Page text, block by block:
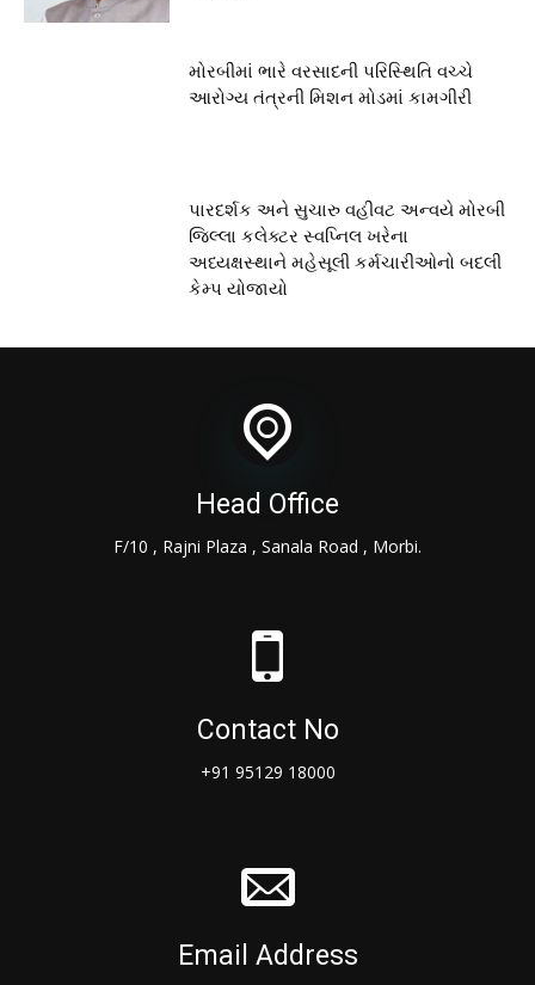
મોરબીમાં ભારે વરસાદની પરિસ્થિતિ વચ્ચે
આરોગ્ય તંત્રની મિશન મોડમાં કામગીરી
પારદર્શક અને સુચારુ વહીવટ અન્વયે મોરબી
જિલ્લા કલેક્ટર સ્વપ્નિલ ખરેના
અધ્યક્ષસ્થાને મહેસૂલી કર્મચારીઓનો બદલી
કેમ્પ યોજાયો
Head Office
F/10 , Rajni Plaza , Sanala Road , Morbi.
Contact No
+91 95129 18000
Email Address